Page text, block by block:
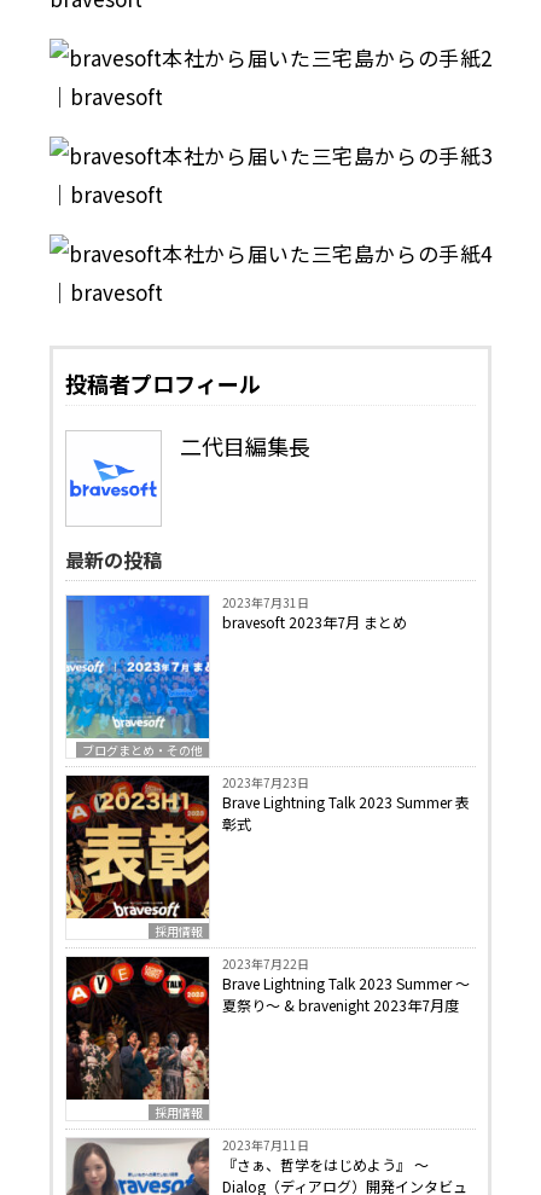
投稿者プロフィール
二代目編集長
最新の投稿
ブログまとめ・その他
2023年7月31日
bravesoft 2023年7月 まとめ
採用情報
2023年7月23日
Brave Lightning Talk 2023 Summer 表
彰式
採用情報
2023年7月22日
Brave Lightning Talk 2023 Summer 〜
夏祭り〜 & bravenight 2023年7月度
2023年7月11日
『さぁ、哲学をはじめよう』 〜
Dialog（ディアログ）開発インタビュ